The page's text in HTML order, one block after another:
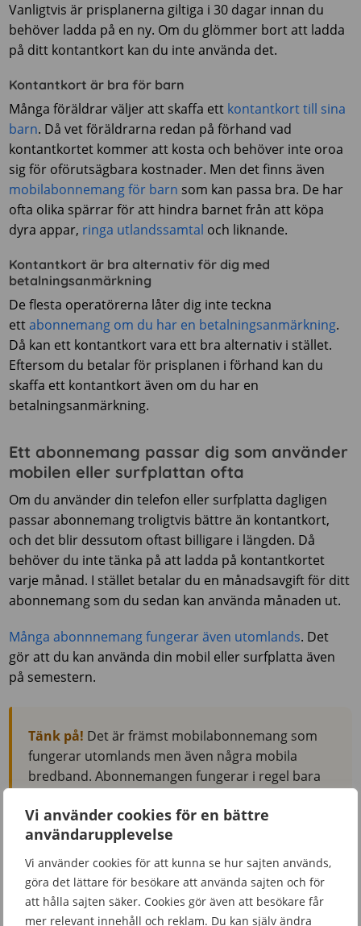
Vi använder cookies för en bättre
användarupplevelse
Vi använder cookies för att kunna se hur sajten används,
göra det lättare för besökare att använda sajten och för
att hålla sajten säker. Cookies gör även att besökare får
mer relevant innehåll och reklam. Du kan själv ändra
Vanligtvis är prisplanerna giltiga i 30 dagar innan du
behöver ladda på en ny. Om du glömmer bort att ladda
på ditt kontantkort kan du inte använda det.
Kontantkort är bra för barn
Många föräldrar väljer att skaffa ett kontantkort till sina
barn. Då vet föräldrarna redan på förhand vad
kontantkortet kommer att kosta och behöver inte oroa
sig för oförutsägbara kostnader. Men det finns även
mobilabonnemang för barn som kan passa bra. De har
ofta olika spärrar för att hindra barnet från att köpa
dyra appar, ringa utlandssamtal och liknande.
Kontantkort är bra alternativ för dig med
betalningsanmärkning
De flesta operatörerna låter dig inte teckna
ettabonnemang om du har en betalningsanmärkning.
Då kan ett kontantkort vara ett bra alternativ i stället.
Eftersom du betalar för prisplanen i förhand kan du
skaffa ett kontantkort även om du har en
betalningsanmärkning.
Ett abonnemang passar dig som använder
mobilen eller surfplattan ofta
Om du använder din telefon eller surfplatta dagligen
passar abonnemang troligtvis bättre än kontantkort,
och det blir dessutom oftast billigare i längden. Då
behöver du inte tänka på att ladda på kontantkortet
varje månad. I stället betalar du en månadsavgift för ditt
abonnemang som du sedan kan använda månaden ut.
Många abonnnemang fungerar även utomlands. Det
gör att du kan använda din mobil eller surfplatta även
på semestern.
Tänk på! Det är främst mobilabonnemang som
fungerar utomlands men även några mobila
bredband. Abonnemangen fungerar i regel bara
operatörer kan du använda abonnemangen i
ytterligare några länder.
Nackdelen med abonnemang är att du måste betala för
det även om du inte använder det. Därför passar